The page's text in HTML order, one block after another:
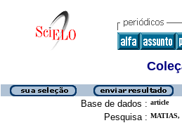
Base de dados : article
Pesquisa : MATIAS,